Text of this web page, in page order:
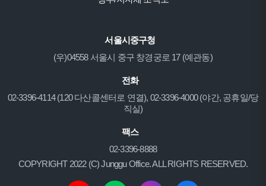
서울시중구청
(우)04558 서울시 중구 창경궁로 17 (예관동)
전화
02-3396-4114 (120 다산콜센터로 연결), 02-3396-4000 (야간, 공휴일/당
직실)
팩스
02-3396-8888
COPYRIGHT 2022 (C) Junggu Office. ALL RIGHTS RESERVED.